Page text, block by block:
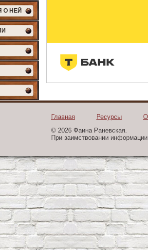
О НЕЙ
Главная Ресурсы
© 2026 Фаина Раневская.
При заимствовании